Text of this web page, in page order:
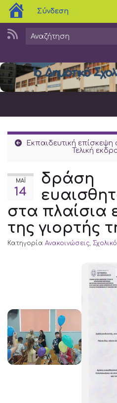
blogs.sch.gr
Σύνδεση
Search for:
Εκπαιδευτική επίσκεψη
Τελική
ΜΆΙ
14
δράση
στα πλαίσια
της γιορτής
Κατηγορία Ανακοινώσεις,